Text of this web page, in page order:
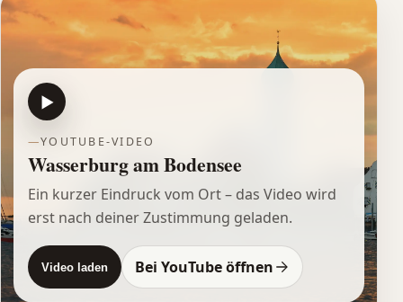
▶
YOUTUBE-VIDEO
Wasserburg am Bodensee
Ein kurzer Eindruck vom Ort – das Video wird
erst nach deiner Zustimmung geladen.
Video laden Bei YouTube öffnen